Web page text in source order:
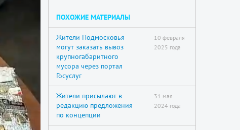
ПОХОЖИЕ МАТЕРИАЛЫ
Жители Подмосковья
могут заказать вывоз
крупногабаритного
мусора через портал
Госуслуг
10 февраля
2025 года
Жители присылают в
редакцию предложения
по концепции
31 мая
2024 года